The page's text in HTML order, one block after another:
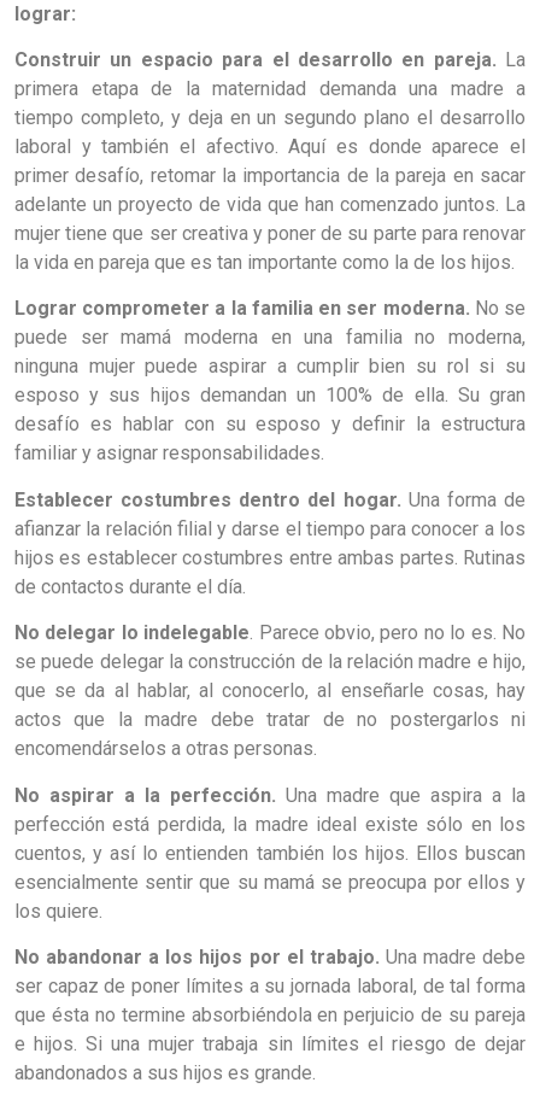
lograr:
Construir un espacio para el desarrollo en pareja. La
primera etapa de la maternidad demanda una madre a
tiempo completo, y deja en un segundo plano el desarrollo
laboral y también el afectivo. Aquí es donde aparece el
primer desafío, retomar la importancia de la pareja en sacar
adelante un proyecto de vida que han comenzado juntos. La
mujer tiene que ser creativa y poner de su parte para renovar
la vida en pareja que es tan importante como la de los hijos.
Lograr comprometer a la familia en ser moderna. No se
puede ser mamá moderna en una familia no moderna,
ninguna mujer puede aspirar a cumplir bien su rol si su
esposo y sus hijos demandan un 100% de ella. Su gran
desafío es hablar con su esposo y definir la estructura
familiar y asignar responsabilidades.
Establecer costumbres dentro del hogar. Una forma de
afianzar la relación filial y darse el tiempo para conocer a los
hijos es establecer costumbres entre ambas partes. Rutinas
de contactos durante el día.
No delegar lo indelegable. Parece obvio, pero no lo es. No
se puede delegar la construcción de la relación madre e hijo,
que se da al hablar, al conocerlo, al enseñarle cosas, hay
actos que la madre debe tratar de no postergarlos ni
encomendárselos a otras personas.
No aspirar a la perfección. Una madre que aspira a la
perfección está perdida, la madre ideal existe sólo en los
cuentos, y así lo entienden también los hijos. Ellos buscan
esencialmente sentir que su mamá se preocupa por ellos y
los quiere.
No abandonar a los hijos por el trabajo. Una madre debe
ser capaz de poner límites a su jornada laboral, de tal forma
que ésta no termine absorbiéndola en perjuicio de su pareja
e hijos. Si una mujer trabaja sin límites el riesgo de dejar
abandonados a sus hijos es grande.